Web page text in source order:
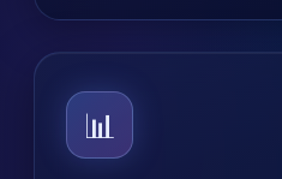
📊